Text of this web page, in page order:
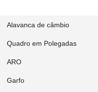
Alavanca de câmbio
Quadro em Polegadas
ARO
Garfo